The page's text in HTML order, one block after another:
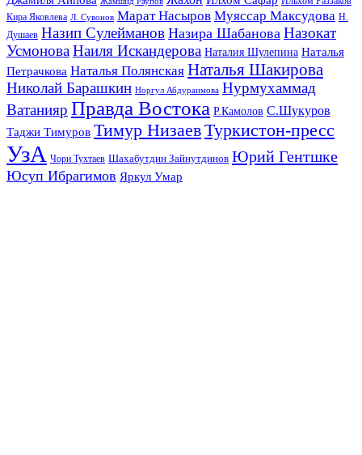
Кира Яковлева Л. Сувонов Марат Насыров Муяссар Максудова Н.
Душаев Назип Сулейманов Назира Шабанова Назокат
УсмоноваНаиля Искандерова Наталия Шулепина Наталья
Петрачкова Наталья Полянская Наталья Шакирова
Николай Барашкин Норгул Абдураимова Нурмухаммад
Ватанияр Правда Востока Р.Камолов С.Шукуров
Таджи Тимуров Тимур НизаевТуркистон-пресс
УзА Чори Тухтаев Шахабутдин Зайнутдинов Юрий Гентшке
Юсуп Ибрагимов Яркул Умар